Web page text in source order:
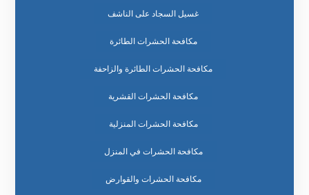
غسيل السجاد على الناشف
مكافحة الحشرات الطائرة
مكافحة الحشرات الطائرة والزاحفة
مكافحة الحشرات القشرية
مكافحة الحشرات المنزلية
مكافحة الحشرات في المنزل
مكافحة الحشرات والقوارض